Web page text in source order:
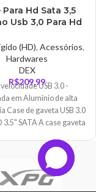
Para Hd Sata 3,5
Usb 3,0 Para Hd
(HD), Acessórios,
Hardwares
DEX
R$209,99USB 3.0 -
em Alumínio de alta
Case de gaveta USB 3.0
3.5" SATA A case gaveta
de instalação (plug &
oferece ao usuário alta
e velocidade de
O corpo em alumínio